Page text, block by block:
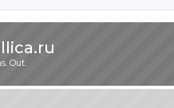
Out.